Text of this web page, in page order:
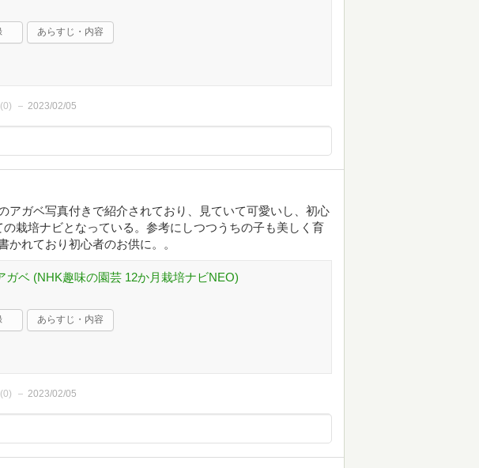
あらすじ・内容
0) 2023/02/05
アガベ写真付きで紹介されており、見ていて可愛いし、初心
栽培ナビとなっている。参考にしつつうちの子も美しく育
かれており初心者のお供に。。
ガベ (NHK趣味の園芸 12か月栽培ナビNEO)
あらすじ・内容
0) 2023/02/05